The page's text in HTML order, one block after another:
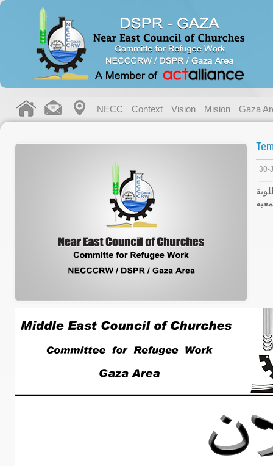
NECC Context Vision Mision Gaza
30-